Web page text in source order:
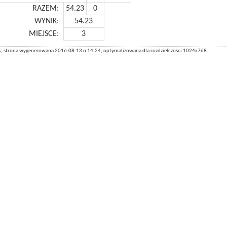
RAZEM:
54.23
0
WYNIK:
54.23
MIEJSCE:
3
wygenerowana 2016-08-13 o 14:24, optymalizowana dla rozdzielczości 1024x768.